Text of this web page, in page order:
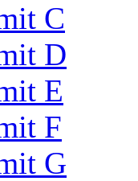
C
D
E
F
G